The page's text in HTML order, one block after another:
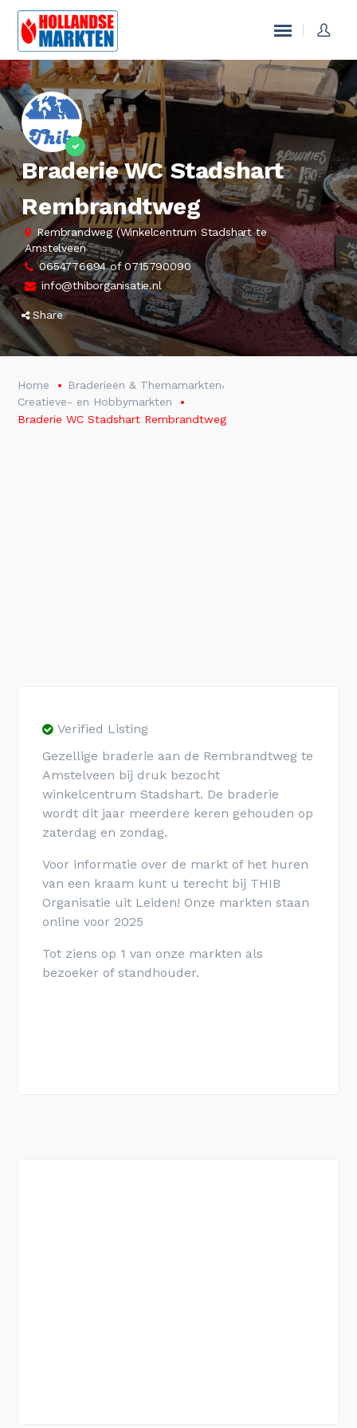
Braderie WC Stadshart
Rembrandtweg
Rembrandweg (Winkelcentrum Stadshart te
Amstelveen
0654776694 of 0715790090
info@thiborganisatie.nl
Share
Home Braderieën & Themamarkten,
Creatieve- en Hobbymarkten
Braderie WC Stadshart Rembrandtweg
Verified Listing
Gezellige braderie aan de Rembrandtweg te
Amstelveen bij druk bezocht
winkelcentrum Stadshart. De braderie
wordt dit jaar meerdere keren gehouden op
zaterdag en zondag.
Voor informatie over de markt of het huren
van een kraam kunt u terecht bij THIB
Organisatie uit Leiden! Onze markten staan
online voor 2025
Tot ziens op 1 van onze markten als
bezoeker of standhouder.